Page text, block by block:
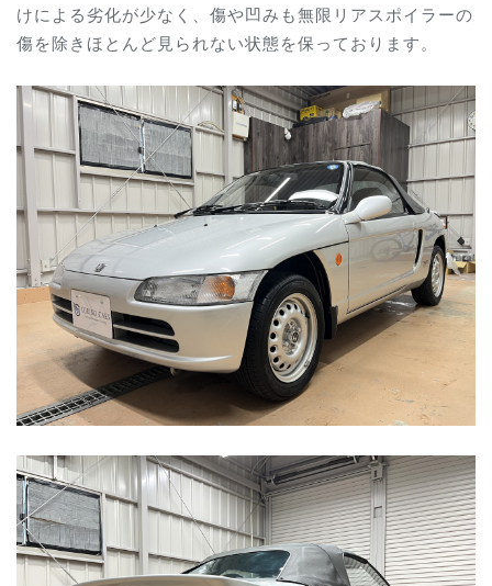
けによる劣化が少なく、傷や凹みも無限リアスポイラーの
傷を除きほとんど見られない状態を保っております。